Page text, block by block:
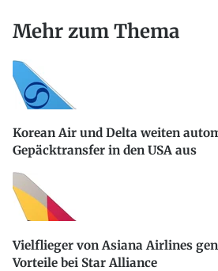
Mehr zum Thema
Korean Air und Delta weiten
Gepäcktransfer in den USA aus
Vielflieger von Asiana Airlines
Vorteile bei Star Alliance